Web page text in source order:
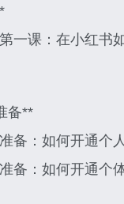
课：在小红书
备**
：如何开通个
：如何开通个